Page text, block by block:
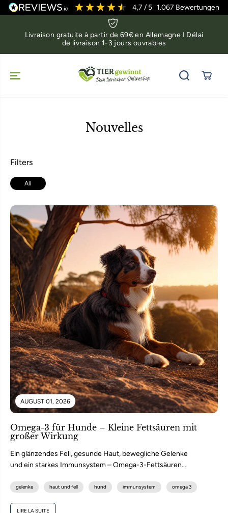
ALLER AU
CONTENU
4,7 / 5 1.067 Bewertungen
Livraison gratuite à partir de 69€ en Allemagne I Délai
de livraison 1-3 jours ouvrables
Nouvelles
Filters
All
AUGUST 01, 2026
Omega-3 für Hunde – Kleine Fettsäuren mit
großer Wirkung
Ein glänzendes Fell, gesunde Haut, bewegliche Gelenke
und ein starkes Immunsystem – Omega-3-Fettsäuren
gelenke haut und fell hund immunsystem omega 3
LIRE LA SUITE